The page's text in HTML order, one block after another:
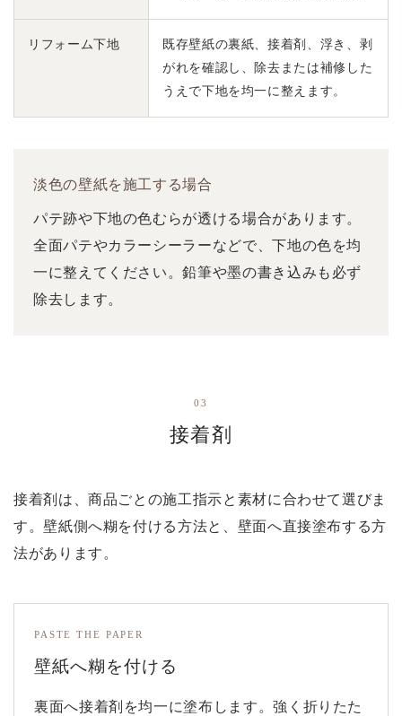
リフォーム下地
既存壁紙の裏紙、接着剤、浮き、剥
がれを確認し、除去または補修した
うえで下地を均一に整えます。
淡色の壁紙を施工する場合
パテ跡や下地の色むらが透ける場合があります。
全面パテやカラーシーラーなどで、下地の色を均
一に整えてください。鉛筆や墨の書き込みも必ず
除去します。
03
接着剤
接着剤は、商品ごとの施工指示と素材に合わせて選びま
す。壁紙側へ糊を付ける方法と、壁面へ直接塗布する方
法があります。
PASTE THE PAPER
壁紙へ糊を付ける
裏面へ接着剤を均一に塗布します。強く折りたた